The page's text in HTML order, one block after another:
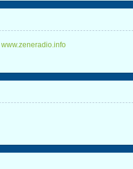
www.zeneradio.info